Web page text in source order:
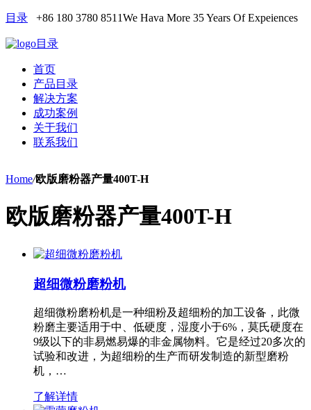
目录 +86 180 3780 8511We Hava More 35 Years Of Expeiences
目录
首页
产品目录
解决方案
成功案例
关于我们
联系我们
Home/欧版磨粉器产量400T-H
欧版磨粉器产量400T-H
超细微粉磨粉机
超细微粉磨粉机是一种细粉及超细粉的加工设备，此微
粉磨主要适用于中、低硬度，湿度小于6%，莫氏硬度在
9级以下的非易燃易爆的非金属物料。它是经过20多次的
试验和改进，为超细粉的生产而研发制造的新型磨粉
机，…
了解详情